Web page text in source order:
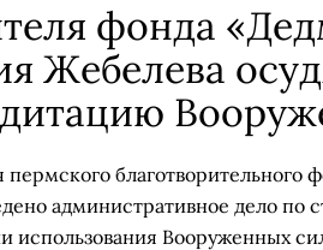
фонда
Жебелева
пермского
административное дело по
использования Вооруженных